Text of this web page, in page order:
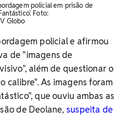
policial em prisão de
Foto:
Globo
policial e afirmou
de "imagens de
além de questionar o
calibre". As imagens foram
que ouviu ambas as
de Deolane, suspeita de